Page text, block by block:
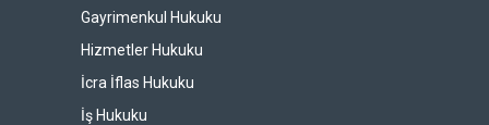
Gayrimenkul Hukuku
Hizmetler Hukuku
İcra İflas Hukuku
İş Hukuku